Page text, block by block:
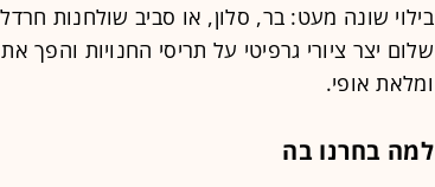
בילוי שונה מעט: בר, סלון, או סביב שולחנות
שלום יצר ציורי גרפיטי על תריסי החנויות והפך
ומלאת אופי.
למה בחרנו בה